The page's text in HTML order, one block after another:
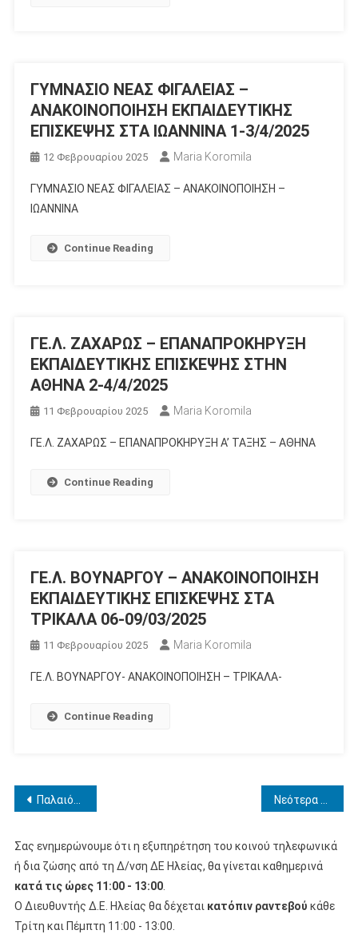
ΓΥΜΝΑΣΙΟ ΝΕΑΣ ΦΙΓΑΛΕΙΑΣ –
ΑΝΑΚΟΙΝΟΠΟΙΗΣΗ ΕΚΠΑΙΔΕΥΤΙΚΗΣ
ΕΠΙΣΚΕΨΗΣ ΣΤΑ ΙΩΑΝΝΙΝΑ 1-3/4/2025
12 Φεβρουαρίου 2025 Maria Koromila
ΓΥΜΝΑΣΙΟ ΝΕΑΣ ΦΙΓΑΛΕΙΑΣ – ΑΝΑΚΟΙΝΟΠΟΙΗΣΗ –
ΙΩΑΝΝΙΝΑ
Continue Reading
ΓΕ.Λ. ΖΑΧΑΡΩΣ – ΕΠΑΝΑΠΡΟΚΗΡΥΞΗ
ΕΚΠΑΙΔΕΥΤΙΚΗΣ ΕΠΙΣΚΕΨΗΣ ΣΤΗΝ
ΑΘΗΝΑ 2-4/4/2025
11 Φεβρουαρίου 2025 Maria Koromila
ΓΕ.Λ. ΖΑΧΑΡΩΣ – ΕΠΑΝΑΠΡΟΚΗΡΥΞΗ Α’ ΤΑΞΗΣ – ΑΘΗΝΑ
Continue Reading
ΓΕ.Λ. ΒΟΥΝΑΡΓΟΥ – ΑΝΑΚΟΙΝΟΠΟΙΗΣΗ
ΕΚΠΑΙΔΕΥΤΙΚΗΣ ΕΠΙΣΚΕΨΗΣ ΣΤΑ
ΤΡΙΚΑΛΑ 06-09/03/2025
11 Φεβρουαρίου 2025 Maria Koromila
ΓΕ.Λ. ΒΟΥΝΑΡΓΟΥ- ΑΝΑΚΟΙΝΟΠΟΙΗΣΗ – ΤΡΙΚΑΛΑ-
Continue Reading
Πλοήγηση
Παλαιότερα άρθρα
Σας ενημερώνουμε ότι η εξυπηρέτηση του κοινού τηλεφωνικά
ή δια ζώσης από τη Δ/νση ΔΕ Ηλείας, θα γίνεται καθημερινά
κατά τις ώρες 11:00 - 13:00.
Ο Διευθυντής Δ.Ε. Ηλείας θα δέχεται κατόπιν ραντεβού κάθε
Τρίτη και Πέμπτη 11:00 - 13:00.